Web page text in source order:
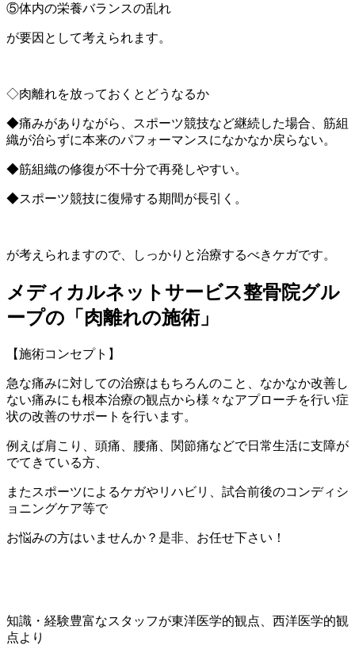
⑤体内の栄養バランスの乱れ
が要因として考えられます。
◇肉離れを放っておくとどうなるか
◆痛みがありながら、スポーツ競技など継続した場合、筋組
織が治らずに本来のパフォーマンスになかなか戻らない。
◆筋組織の修復が不十分で再発しやすい。
◆スポーツ競技に復帰する期間が長引く。
が考えられますので、しっかりと治療するべきケガです。
メディカルネットサービス整骨院グル
ープの「肉離れの施術」
【施術コンセプト】
急な痛みに対しての治療はもちろんのこと、なかなか改善し
ない痛みにも根本治療の観点から様々なアプローチを行い症
状の改善のサポートを行います。
例えば肩こり、頭痛、腰痛、関節痛などで日常生活に支障が
でてきている方、
またスポーツによるケガやリハビリ、試合前後のコンディシ
ョニングケア等で
お悩みの方はいませんか？是非、お任せ下さい！
知識・経験豊富なスタッフが東洋医学的観点、西洋医学的観
点より